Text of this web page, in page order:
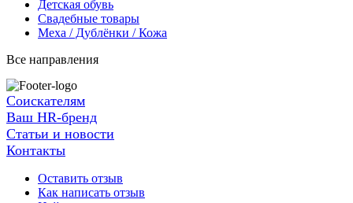
Детская обувь
Свадебные товары
Меха / Дублёнки / Кожа
Все направления
Соискателям
Ваш HR-бренд
Статьи и новости
Контакты
Оставить отзыв
Как написать отзыв